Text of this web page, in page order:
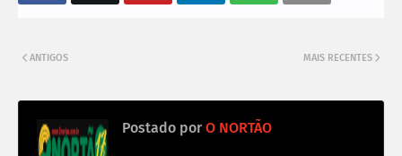
MAIS RECENTES
ANTIGOS
Postado por O NORTÃO